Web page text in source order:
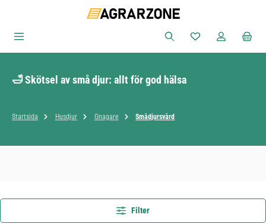
Du har 0 objekt i
🛁 Skötsel av små djur: allt för god hälsa
Startsida Husdjur Gnagare Smådjursvård
Filter